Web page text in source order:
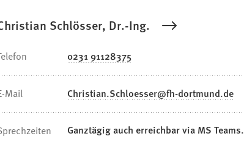
Schlösser, Dr.-Ing.
0231 91128375
Mail Christian.Schloesser fh-dortmund de
Ganztägig auch erreichbar via MS Teams.